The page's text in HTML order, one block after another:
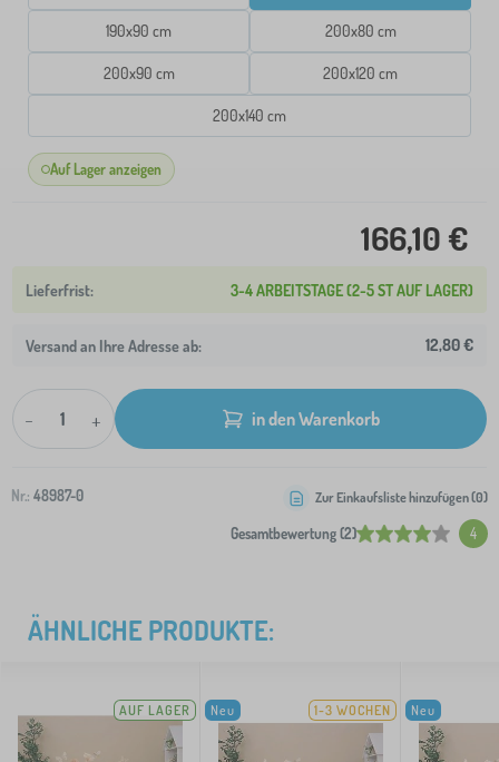
190x90 cm 200x80 cm
200x90 cm 200x120 cm
200x140 cm
Auf Lager anzeigen
166,10 €
3-4 ARBEITSTAGE (2-5 ST AUF LAGER)
Versand an Ihre Adresse ab: 12,80 €
- + in den Warenkorb
Nr.: 48987-0
Gesamtbewertung (2) 4
Zur Einkaufsliste hinzufügen (0)
ÄHNLICHE PRODUKTE:
AUF LAGER Neu 1-3 WOCHEN Neu